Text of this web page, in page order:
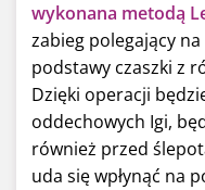
wykonana metodą
zabieg polegający
podstawy czaszki z
Dzięki operacji
oddechowych Igi,
również przed
uda się wpłynąć na